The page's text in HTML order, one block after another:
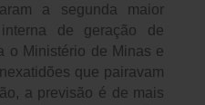
a segunda maior
de geração de
o Ministério de Minas e
que pairavam
a previsão é de mais